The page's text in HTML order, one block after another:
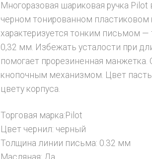
Многоразовая шариковая ручка
черном тонированном пластиковом
характеризуется тонким письмом
0,32 мм. Избежать усталости при
помогает прорезиненная манжетка.
кнопочным механизмом. Цвет
цвету корпуса.
Торговая марка:Pilot
Цвет чернил: черный
Толщина линии письма: 0.32 мм